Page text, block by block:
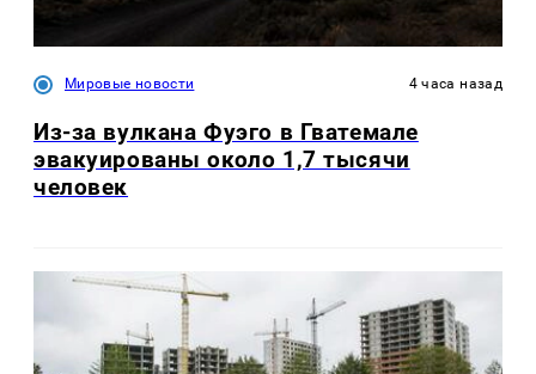
Мировые новости 4 часа назад
Из-за вулкана Фуэго в Гватемале
эвакуированы около 1,7 тысячи
человек